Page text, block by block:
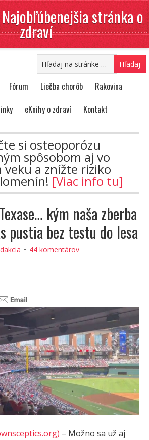
stránka o
zdraví
Fórum Liečba chorôb
Rakovina
eKnihy o zdraví Kontakt
si osteoporózu
spôsobom aj vo
veku a znížte riziko
[Viac info tu]
kým naša zberba
pustia bez testu do lesa
44 komentárov
– Možno sa už aj